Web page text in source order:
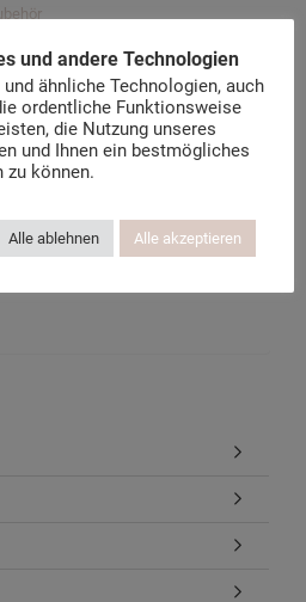
und andere Technologien
ähnliche Technologien, auch
ordentliche Funktionsweise
die Nutzung unseres
und Ihnen ein bestmögliches
zu können.
Alle ablehnen Alle akzeptieren